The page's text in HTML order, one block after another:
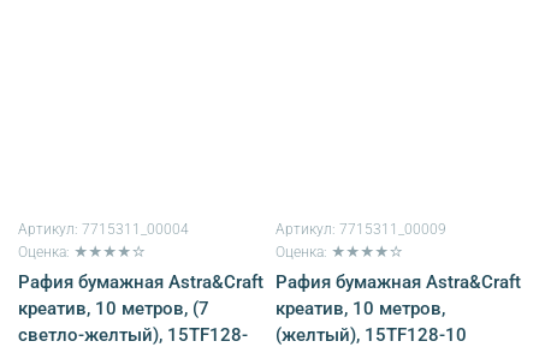
Артикул: 7715311_00004
Оценка: ★★★★☆
Рафия бумажная Astra&Craft
креатив, 10 метров, (7
светло-желтый), 15TF128-
Артикул: 7715311_00009
Оценка: ★★★★☆
Рафия бумажная Astra&Craft
креатив, 10 метров,
(желтый), 15TF128-10